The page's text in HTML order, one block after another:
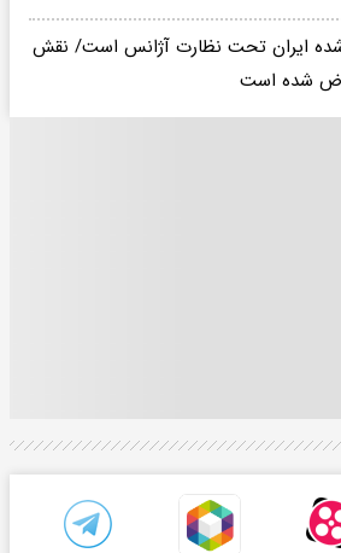
شده ایران تحت نظارت آژانس است/ نقش
شده است